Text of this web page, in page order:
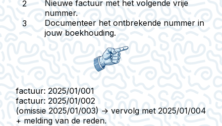
Nieuwe factuur met het volgende vrije
nummer.
Documenteer het ontbrekende nummer in
jouw boekhouding.
factuur: 2025/01/001
factuur: 2025/01/002
(omissie 2025/01/003) → vervolg met 2025/01/004
+ melding van de reden.